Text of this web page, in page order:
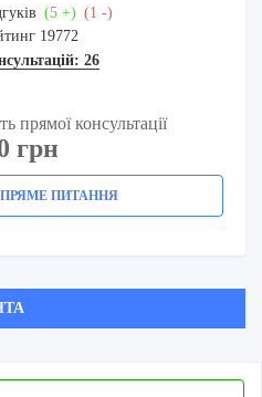
(5 +) (1 -)
19772
26
прямої консультації
грн
ПИТАННЯ